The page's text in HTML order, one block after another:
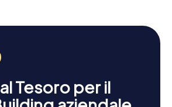
Tesoro per il